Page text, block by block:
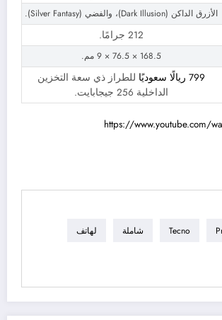
الأزرق الداكن (Dark Illusion)، والفضي (Silver Fantasy
).
212 جرامًا.
168.5 × 76.5 × 9 مم.
799 ريالًا سعوديًا
للطراز ذي سعة التخزين
الداخلية 256 جيجابايت.
https://www.youtube.com/
Tecno شاملة لهاتف